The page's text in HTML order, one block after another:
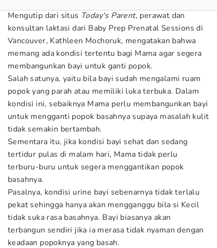
Mengutip dari situs Today's Parent, perawat dan
konsultan laktasi dari Baby Prep Prenatal Sessions di
Vancouver, Kathleen Mochoruk, mengatakan bahwa
memang ada kondisi tertentu bagi Mama agar segera
membangunkan bayi untuk ganti popok.
Salah satunya, yaitu bila bayi sudah mengalami ruam
popok yang parah atau memiliki luka terbuka. Dalam
kondisi ini, sebaiknya Mama perlu membangunkan bayi
untuk mengganti popok basahnya supaya masalah kulit
tidak semakin bertambah.
Sementara itu, jika kondisi bayi sehat dan sedang
tertidur pulas di malam hari, Mama tidak perlu
terburu-buru untuk segera menggantikan popok
basahnya.
Pasalnya, kondisi urine bayi sebenarnya tidak terlalu
pekat sehingga hanya akan mengganggu bila si Kecil
tidak suka rasa basahnya. Bayi biasanya akan
terbangun sendiri jika ia merasa tidak nyaman dengan
keadaan popoknya yang basah.